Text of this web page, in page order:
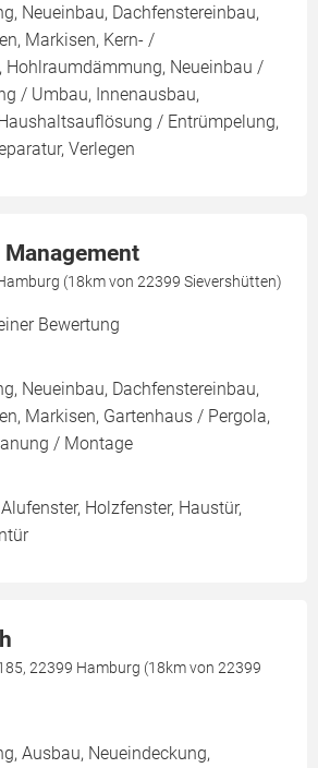
Neueinbau, Dachfenstereinbau,
Markisen, Kern- /
Hohlraumdämmung, Neueinbau /
/ Umbau, Innenausbau,
/ Entrümpelung,
Verlegen
(18km von 22399 Sievershütten)
Bewertung
Neueinbau, Dachfenstereinbau,
Markisen, Gartenhaus / Pergola,
/ Montage
Holzfenster, Haustür,
22399 Hamburg (18km von 22399
Ausbau, Neueindeckung,